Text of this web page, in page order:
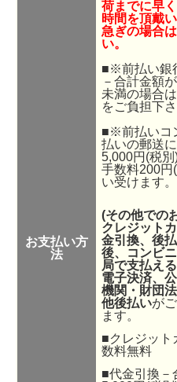
お支払い方
法
荷までに早
時間を頂戴
急ぎの場合
い。
■※前払い銀
－合計金額
未満の場合
をご負担下さ
■※前払いコ
払いの郵送
5,000円(税
手数料200円
い受けます。
(その他での
クレジット
金引換、後
後、コンビ
局で支払え
電子決済、
機関・財団
他後払いが
ます。
■クレジット
数料無料
■代金引換－